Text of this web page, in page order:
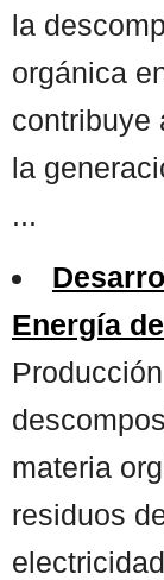
la
orgánica
contribuye
la
...
Energía
materia
residuos